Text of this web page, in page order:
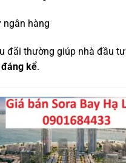
ngân hàng
đãi thường giúp nhà đầu tư
kể.